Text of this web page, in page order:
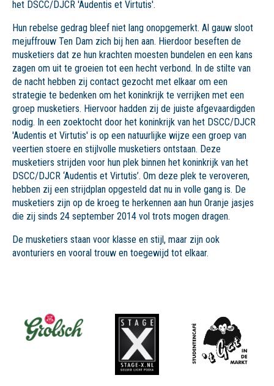
het DSCC/DJCR 'Audentis et Virtutis'.
Hun rebelse gedrag bleef niet lang onopgemerkt. Al gauw sloot
mejuffrouw Ten Dam zich bij hen aan. Hierdoor beseften de
musketiers dat ze hun krachten moesten bundelen en een kans
zagen om uit te groeien tot een hecht verbond. In de stilte van
de nacht hebben zij contact gezocht met elkaar om een
strategie te bedenken om het koninkrijk te verrijken met een
groep musketiers. Hiervoor hadden zij de juiste afgevaardigden
nodig. In een zoektocht door het koninkrijk van het DSCC/DJCR
'Audentis et Virtutis' is op een natuurlijke wijze een groep van
veertien stoere en stijlvolle musketiers ontstaan. Deze
musketiers strijden voor hun plek binnen het koninkrijk van het
DSCC/DJCR ‘Audentis et Virtutis’. Om deze plek te veroveren,
hebben zij een strijdplan opgesteld dat nu in volle gang is. De
musketiers zijn op de kroeg te herkennen aan hun Oranje jasjes
die zij sinds 24 september 2014 vol trots mogen dragen.
De musketiers staan voor klasse en stijl, maar zijn ook
avonturiers en vooral trouw en toegewijd tot elkaar.